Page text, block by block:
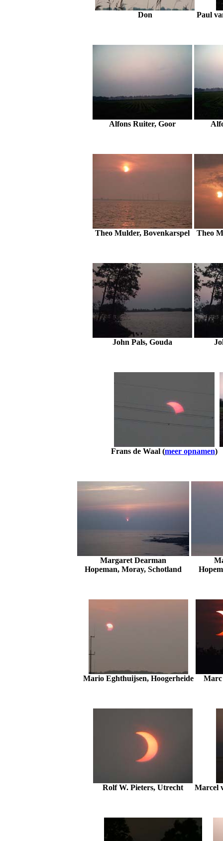
Don Paul
Alfons Ruiter, Goor
Theo Mulder, Bovenkarspel Theo
John Pals, Gouda
Frans de Waal (meer opnamen)
Margaret Dearman
Hopeman, Moray, Schotland
Mario Eghthuijsen, Hoogerheide Marc
Rolf W. Pieters, Utrecht Marcel